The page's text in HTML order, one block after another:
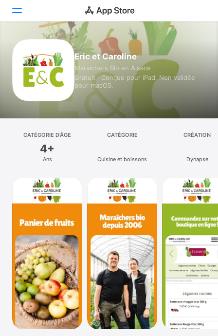
Aujourd’hui
Jeux
Apps
Recherche
Plateforme
Watch
TV
Eric et Caroline
Maraichers Bio en Alsace
Gratuit · Conçue pour iPad. Non validée
pour macOS.
CATÉGORIE D’ÂGE
4+
Ans
CATÉGORIE
Cuisine et boissons
CRÉATION
Dynapse